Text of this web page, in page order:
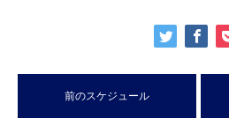
前のスケジュール